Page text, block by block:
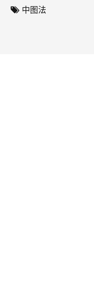
中图法